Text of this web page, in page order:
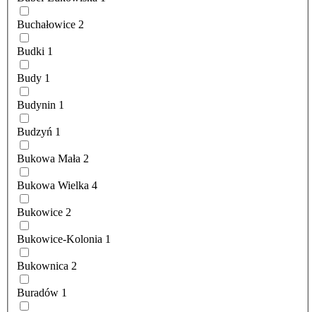
Buchałowice 2
Budki 1
Budy 1
Budynin 1
Budzyń 1
Bukowa Mała 2
Bukowa Wielka 4
Bukowice 2
Bukowice-Kolonia 1
Bukownica 2
Buradów 1